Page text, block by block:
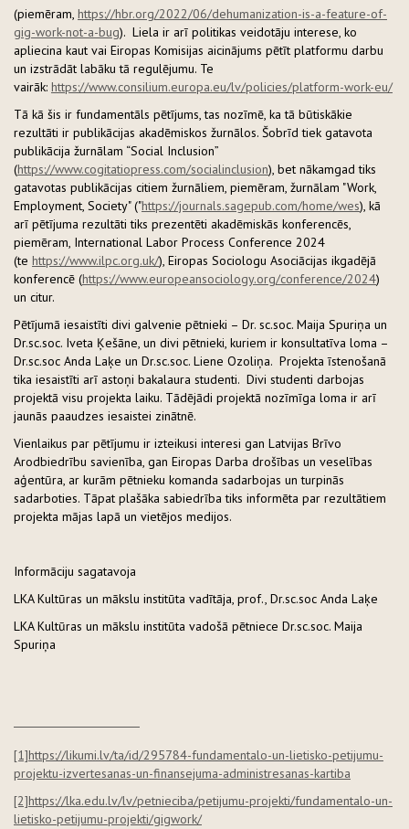
(piemēram, https://hbr.org/2022/06/dehumanization-is-a-feature-of-
gig-work-not-a-bug). Liela ir arī politikas veidotāju interese, ko
apliecina kaut vai Eiropas Komisijas aicinājums pētīt platformu darbu
un izstrādāt labāku tā regulējumu. Te
vairāk: https://www.consilium.europa.eu/lv/policies/platform-work-eu/
Tā kā šis ir fundamentāls pētījums, tas nozīmē, ka tā būtiskākie
rezultāti ir publikācijas akadēmiskos žurnālos. Šobrīd tiek gatavota
publikācija žurnālam “Social Inclusion”
(https://www.cogitatiopress.com/socialinclusion), bet nākamgad tiks
gatavotas publikācijas citiem žurnāliem, piemēram, žurnālam "Work,
Employment, Society" ("https://journals.sagepub.com/home/wes), kā
arī pētījuma rezultāti tiks prezentēti akadēmiskās konferencēs,
piemēram, International Labor Process Conference 2024
(te https://www.ilpc.org.uk/), Eiropas Sociologu Asociācijas ikgadējā
konferencē (https://www.europeansociology.org/conference/2024)
un citur.
Pētījumā iesaistīti divi galvenie pētnieki – Dr. sc.soc. Maija Spuriņa un
Dr.sc.soc. Iveta Ķešāne, un divi pētnieki, kuriem ir konsultatīva loma –
Dr.sc.soc Anda Laķe un Dr.sc.soc. Liene Ozoliņa. Projekta īstenošanā
tika iesaistīti arī astoņi bakalaura studenti. Divi studenti darbojas
projektā visu projekta laiku. Tādējādi projektā nozīmīga loma ir arī
jaunās paaudzes iesaistei zinātnē.
Vienlaikus par pētījumu ir izteikusi interesi gan Latvijas Brīvo
Arodbiedrību savienība, gan Eiropas Darba drošības un veselības
aģentūra, ar kurām pētnieku komanda sadarbojas un turpinās
sadarboties. Tāpat plašāka sabiedrība tiks informēta par rezultātiem
projekta mājas lapā un vietējos medijos.
Informāciju sagatavoja
LKA Kultūras un mākslu institūta vadītāja, prof., Dr.sc.soc Anda Laķe
LKA Kultūras un mākslu institūta vadošā pētniece Dr.sc.soc. Maija
Spuriņa
[1]https://likumi.lv/ta/id/295784-fundamentalo-un-lietisko-petijumu-
projektu-izvertesanas-un-finansejuma-administresanas-kartiba
[2]https://lka.edu.lv/lv/petnieciba/petijumu-projekti/fundamentalo-un-
lietisko-petijumu-projekti/gigwork/